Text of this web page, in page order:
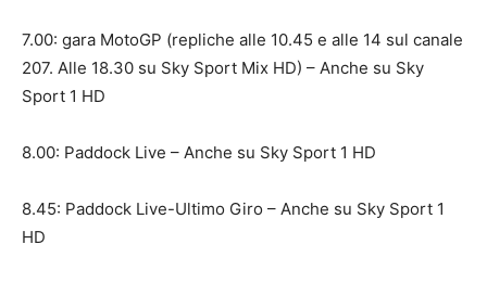
7.00: gara MotoGP (repliche alle 10.45 e alle 14 sul canale
207. Alle 18.30 su Sky Sport Mix HD) – Anche su Sky
Sport 1 HD
8.00: Paddock Live – Anche su Sky Sport 1 HD
8.45: Paddock Live-Ultimo Giro – Anche su Sky Sport 1
HD